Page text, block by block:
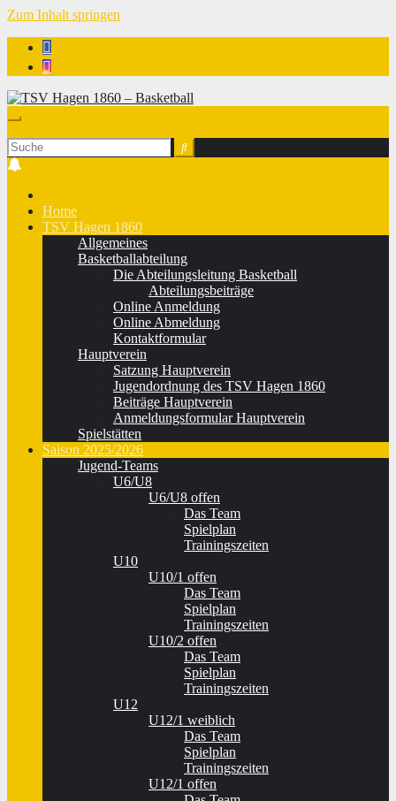
Zum Inhalt springen
Home
TSV Hagen 1860
Allgemeines
Basketballabteilung
Die Abteilungsleitung Basketball
Abteilungsbeiträge
Online Anmeldung
Online Abmeldung
Kontaktformular
Hauptverein
Satzung Hauptverein
Jugendordnung des TSV Hagen 1860
Beiträge Hauptverein
Anmeldungsformular Hauptverein
Spielstätten
Saison 2025/2026
Jugend-Teams
U6/U8
U6/U8 offen
Das Team
Spielplan
Trainingszeiten
U10
U10/1 offen
Das Team
Spielplan
Trainingszeiten
U10/2 offen
Das Team
Spielplan
Trainingszeiten
U12
U12/1 weiblich
Das Team
Spielplan
Trainingszeiten
U12/1 offen